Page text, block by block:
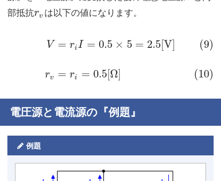
部抵抗rv は以下の値になります。
V
rv
=
=
riI = 0.5 × 5 = 2.5 [V
ri = 0.5 Ω
(9)
(10)
電圧源と電流源の『例題』
例題